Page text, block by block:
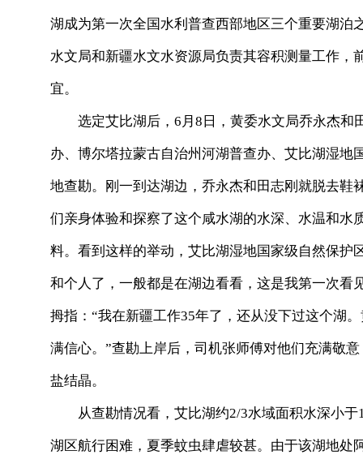
湖成为第一次全国水利普查西部地区三个重要湖
水文局和新疆水文水资源局负责其容积测量工作
宜。
选定艾比湖后，6月8日，黄委水文局乔永杰和
办、博尔塔拉蒙古自治州河湖普查办、艾比湖湿
地查勘。刚一到达湖边，乔永杰和田志刚就脱去
们亲身体验和探察了这个咸水湖的水深、水温和
料。看到这样的举动，艾比湖湿地国家级自然保护
和个人了，一般都是在湖边看看，这是我第一次看
拇指：“我在新疆工作35年了，还从没下过这个湖
满信心。”查勘上岸后，司机张师傅对他们充满敬
盐结晶。
从查勘情况看，艾比湖约2/3水域面积水深小于
湖区航行困难，夏季蚊虫肆虐较甚。由于该湖地处